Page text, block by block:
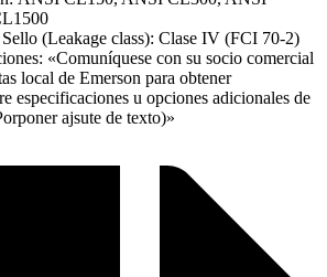
(Leakage class): Clase IV (FCI 70-2)
«Comuníquese con su socio comercial
local de Emerson para obtener
especificaciones u opciones adicionales de
ajsute de texto)»